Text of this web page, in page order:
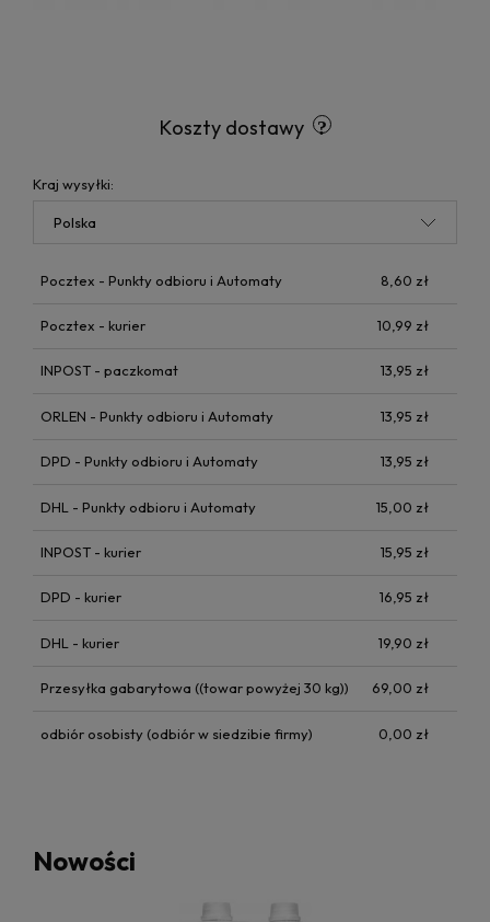
Koszty dostawy
Kraj wysyłki:
Pocztex - Punkty odbioru i Automaty 8,60 zł
Pocztex - kurier 10,99 zł
INPOST - paczkomat 13,95 zł
ORLEN - Punkty odbioru i Automaty 13,95 zł
DPD - Punkty odbioru i Automaty 13,95 zł
DHL - Punkty odbioru i Automaty 15,00 zł
INPOST - kurier 15,95 zł
DPD - kurier 16,95 zł
DHL - kurier 19,90 zł
Przesyłka gabarytowa ((towar powyżej 30 kg)) 69,00 zł
odbiór osobisty(odbiór w siedzibie firmy) 0,00 zł
Nowości